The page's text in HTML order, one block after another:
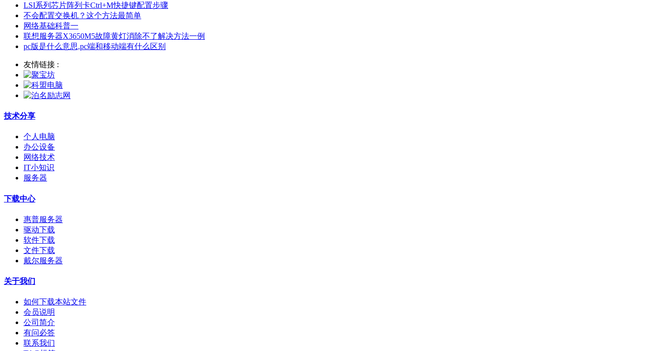
LSI系列芯片阵列卡Ctrl+M快捷键配置步骤
不会配置交换机？这个方法最简单
网络基础科普一
联想服务器X3650M5故障黄灯消除不了解决方法一例
pc版是什么意思,pc端和移动端有什么区别
友情链接 :
技术分享
个人电脑
办公设备
网络技术
IT小知识
服务器
下载中心
惠普服务器
驱动下载
软件下载
文件下载
戴尔服务器
关于我们
如何下载本站文件
会员说明
公司简介
有问必答
联系我们